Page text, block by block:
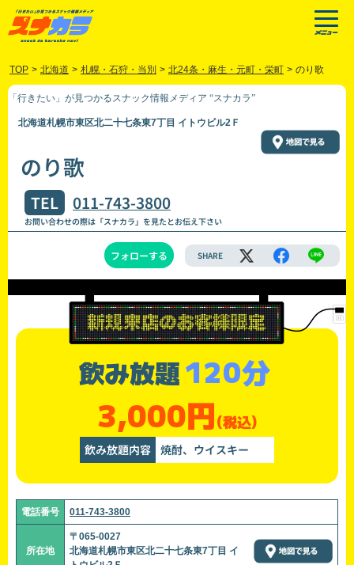
TOP > 北海道 > 札幌・石狩・当別 > 北24条・麻生・元町・栄町 > のり歌
「行きたい」が見つかるスナック情報メディア “スナカラ”
北海道札幌市東区北二十七条東7丁目 イトウビル2Ｆ
のり歌
TEL 011-743-3800
お問い合わせの際は「スナカラ」を見たとお伝え下さい
フォローする SHARE
飲み放題120分
3,000円(税込)
飲み放題内容 焼酎、ウイスキー
電話番号 011-743-3800
所在地
〒065-0027
北海道札幌市東区北二十七条東7丁目 イ